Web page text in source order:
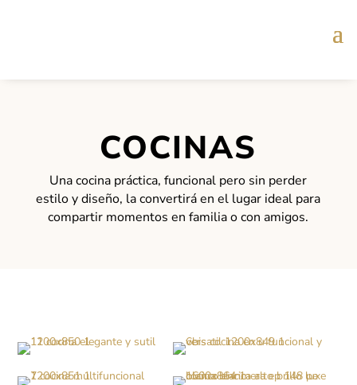
COCINAS
Una cocina práctica, funcional pero sin perder
estilo y diseño, la convertirá en el lugar ideal para
compartir momentos en familia o con amigos.